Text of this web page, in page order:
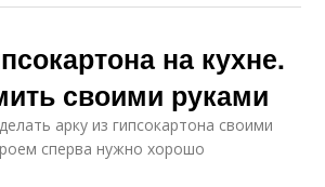
на кухне.
своими руками
арку из гипсокартона своими
сперва нужно хорошо